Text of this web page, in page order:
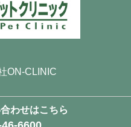
わせはこちら
ON-CLINIC